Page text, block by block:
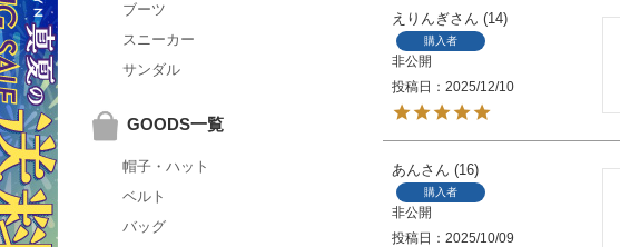
ブーツ
スニーカー
サンダル
GOODS一覧
帽子・ハット
ベルト
バッグ
えりんぎ 14
購入者
非公開
投稿日
2025/12/10
あん 16
購入者
非公開
投稿日
2025/10/09